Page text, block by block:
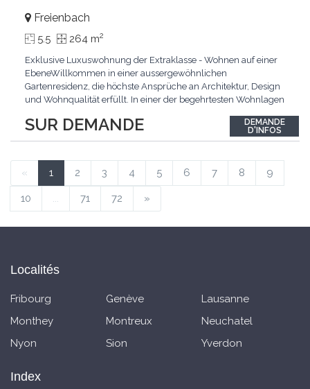
SUR DEMANDE
Freienbach
5.5 264 m2
Exklusive Luxuswohnung der Extraklasse - Wohnen auf einer
EbeneWillkommen in einer aussergewöhnlichen
Gartenresidenz, die höchste Ansprüche an Architektur, Design
und Wohnqualität erfüllt. In einer der begehrtesten Wohnlagen
exklusives Zuhause mit über 230 m² Wohnfläche, das
Grosszügigkeit, Privatsphäre und zeitlose Eleganz auf
DEMANDE
D'INFOS
« 1 2 3 4 5 6 7 8 9
10 ... 71 72 »
Localités
Fribourg Genève
Lausanne
Monthey
Montreux
Neuchatel
Nyon
Sion Yverdon
Index